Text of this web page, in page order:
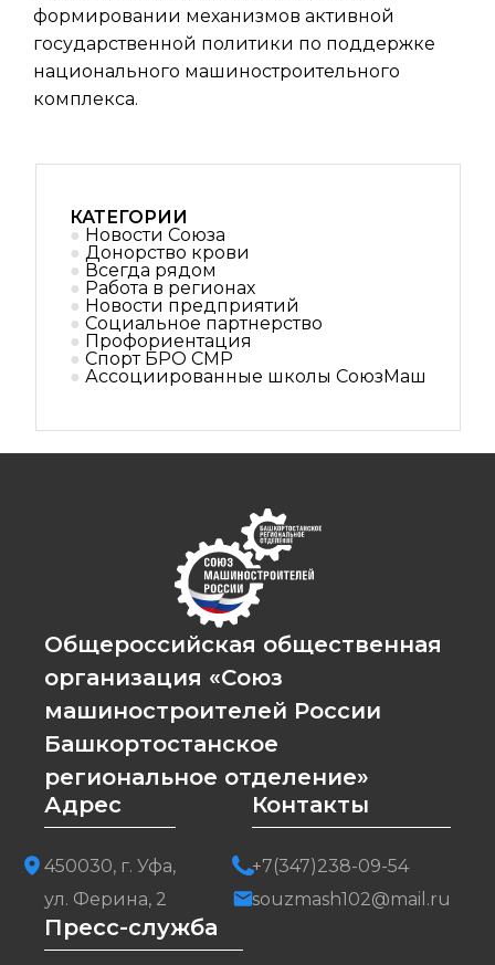
формировании механизмов активной
государственной политики по поддержке
национального машиностроительного
комплекса.
КАТЕГОРИИ
Новости Союза
Донорство крови
Всегда рядом
Работа в регионах
Новости предприятий
Социальное партнерствo
Профориентация
Спорт БРО СМР
Ассоциированные школы СоюзМаш
Общероссийская общественная
организация «Союз
машиностроителей России
Башкортостанское
региональное отделение»
Адрес
450030, г. Уфа,
ул. Ферина, 2
Контакты
+7(347)238-09-54
souzmash102@mail.ru
Пресс-служба